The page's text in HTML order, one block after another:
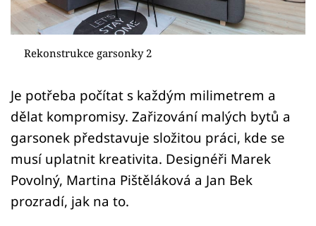
Sledujte nás
Rekonstrukce garsonky 2
Je potřeba počítat s každým milimetrem a
dělat kompromisy. Zařizování malých bytů a
garsonek představuje složitou práci, kde se
musí uplatnit kreativita. Designéři Marek
Povolný, Martina Pištěláková a Jan Bek
prozradí, jak na to.